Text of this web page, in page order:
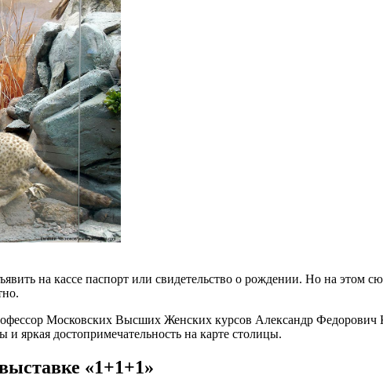
на кассе паспорт или свидетельство о рождении. Но на этом
Московских Высших Женских курсов Александр Федорович
яркая достопримечательность на карте столицы.
«1+1+1»